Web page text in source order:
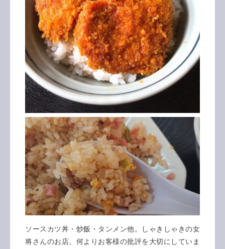
ソースカツ丼・炒飯・タンメン他。しゃきしゃきの女
将さんのお店。何よりお客様の批評を大切にしていま